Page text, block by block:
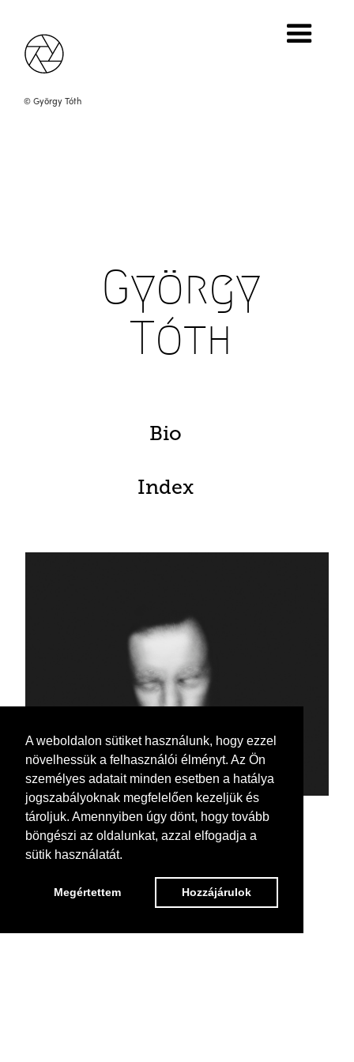
A weboldalon sütiket használunk, hogy ezzel
növelhessük a felhasználói élményt. Az Ön
személyes adatait minden esetben a hatálya
jogszabályoknak megfelelően kezeljük és
tároljuk. Amennyiben úgy dönt, hogy tovább
böngészi az oldalunkat, azzal elfogadja a
sütik használatát.
Megértettem Hozzájárulok
Self-portrait, 1990
Print, 90 x 80 cm
© György Tóth
György
Tóth
Bio
Index